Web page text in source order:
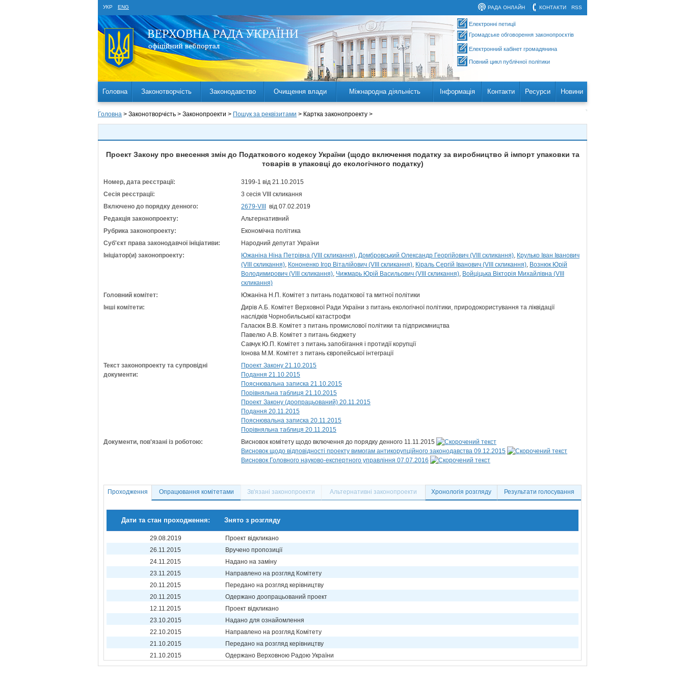
УКР ENG RSS
КОНТАКТИ
РАДА ОНЛАЙН
Електронні петиції
Громадське обговорення законопроєктів
Електронний кабінет громадянина
Повний цикл публічної політики
Головна Законотворчість Законодавство Очищення влади Міжнародна діяльність Інформація Контакти Ресурси Новини
Головна > Законотворчість > Законопроекти > Пошук за реквізитами > Картка законопроекту >
Проект Закону про внесення змін до Податкового кодексу України (щодо включення податку за виробництво й імпорт упаковки та
товарів в упаковці до екологічного податку)
Номер, дата реєстрації:
3199-1 від 21.10.2015
Сесія реєстрації:
3 сесія VIII скликання
Включено до порядку денного:
2679-VIII
від 07.02.2019
Редакція законопроекту:
Альтернативний
Рубрика законопроекту:
Економічна політика
Суб'єкт права законодавчої ініціативи:
Народний депутат України
Ініціатор(и) законопроекту:
Южаніна Ніна Петрівна (VIII скликання) Домбровський Олександр Георгійович (VIII скликання) Крулько Іван Іванович
(VIII скликання) Кононенко Ігор Віталійович (VIII скликання) Кіраль Сергій Іванович (VIII скликання) Вознюк Юрій
Володимирович (VIII скликання) Чижмарь Юрій Васильович (VIII скликання) Войціцька Вікторія Михайлівна (VIII
скликання)
Головний комітет:
Южаніна Н.П. Комітет з питань податкової та митної політики
Інші комітети:
Дирів А.Б. Комітет Верховної Ради України з питань екологічної політики, природокористування та ліквідації
наслідків Чорнобильської катастрофи
Галасюк В.В. Комітет з питань промислової політики та підприємництва
Павелко А.В. Комітет з питань бюджету
Савчук Ю.П. Комітет з питань запобігання і протидії корупції
Іонова М.М. Комітет з питань європейської інтеграції
Текст законопроекту та супровідні
документи:
Проект Закону 21.10.2015
Подання 21.10.2015
Пояснювальна записка 21.10.2015
Порівняльна таблиця 21.10.2015
Проект Закону (доопрацьований) 20.11.2015
Подання 20.11.2015
Пояснювальна записка 20.11.2015
Порівняльна таблиця 20.11.2015
Документи, пов'язані із роботою:
Висновок комітету щодо включення до порядку денного 11.11.2015
Висновок щодо відповідності проекту вимогам антикорупційного законодавства 09.12.2015
Висновок Головного науково-експертного управління 07.07.2016
Проходження Опрацювання комітетами Зв'язані законопроекти Альтернативні законопроекти Хронологія розгляду Результати голосування
Дати та стан проходження: Знято з розгляду
29.08.2019
Проект відкликано
26.11.2015
Вручено пропозиції
24.11.2015
Надано на заміну
23.11.2015
Направлено на розгляд Комітету
20.11.2015
Передано на розгляд керівництву
20.11.2015
Одержано доопрацьований проект
12.11.2015
Проект відкликано
23.10.2015
Надано для ознайомлення
22.10.2015
Направлено на розгляд Комітету
21.10.2015
Передано на розгляд керівництву
21.10.2015
Одержано Верховною Радою України